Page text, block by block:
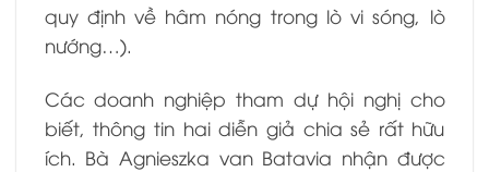
quy định về hâm nóng trong lò vi sóng, lò
nướng…).
Các doanh nghiệp tham dự hội nghị cho
biết, thông tin hai diễn giả chia sẻ rất hữu
ích. Bà Agnieszka van Batavia nhận được